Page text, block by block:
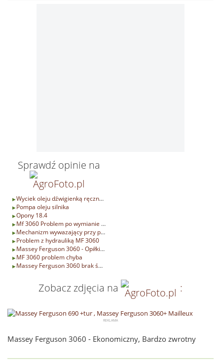
Sprawdź opinie na
Wyciek oleju dźwigienką ręcznego- mf 3060
Pompa oleju silnika
Opony 18.4
Mf 3060 Problem po wymianie oleju
Mechanizm wywazający przy pompie olejowej Massey 3060
Problem z hydrauliką MF 3060
Massey Ferguson 3060 - Opiłki metalu w skrzyni
MF 3060 problem chyba
Massey Ferguson 3060 brak świateł i podswietlenia zegarów.
Zobacz zdjęcia na :
Massey Ferguson 3060 - Ekonomiczny, Bardzo zwrotny